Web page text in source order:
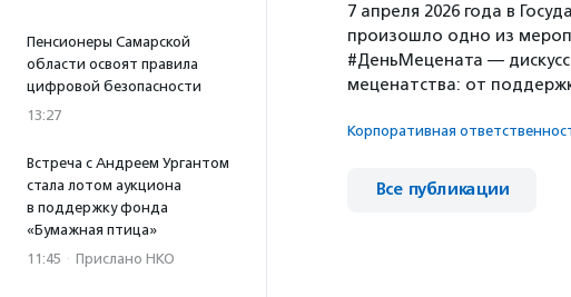
Пенсионеры Самарской
области освоят правила
цифровой безопасности
13:27
Встреча с Андреем Ургантом
стала лотом аукциона
в поддержку фонда
«Бумажная птица»
11:45 · Прислано НКО
7 апреля 2026 года в
произошло одно из
#ДеньМецената —
меценатства: от
Корпоративная
Все публикации